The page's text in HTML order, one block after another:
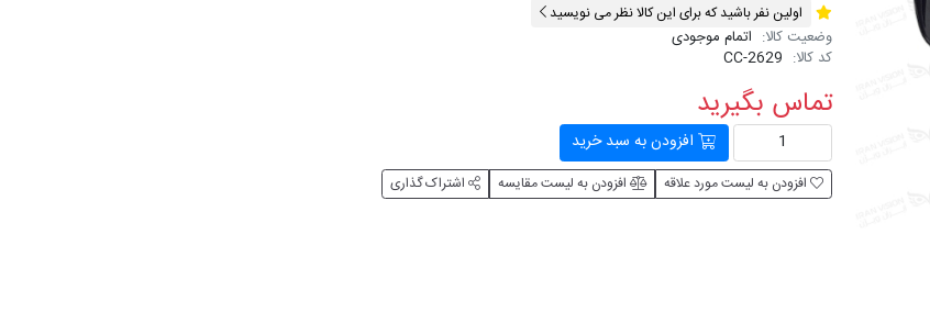
اولین نفر باشید که برای این کالا نظر می نویسید
وضعیت کالا: اتمام موجودی
کد کالا: CC-2629
تماس بگیرید
افزودن به سبد خرید
افزودن به لیست مورد علاقه افزودن به لیست مقایسه اشتراک گذاری